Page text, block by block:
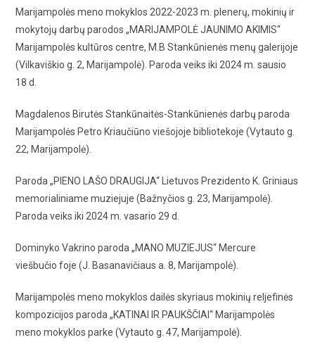
Marijampolės meno mokyklos 2022-2023 m. plenerų, mokinių ir
mokytojų darbų parodos „MARIJAMPOLĖ JAUNIMO AKIMIS“
Marijampolės kultūros centre, M.B Stankūnienės menų galerijoje
(Vilkaviškio g. 2, Marijampolė). Paroda veiks iki 2024 m. sausio
18 d.
Magdalenos Birutės Stankūnaitės-Stankūnienės darbų paroda
Marijampolės Petro Kriaučiūno viešojoje bibliotekoje (Vytauto g.
22, Marijampolė).
Paroda „PIENO LAŠO DRAUGIJA“ Lietuvos Prezidento K. Griniaus
memorialiniame muziejuje (Bažnyčios g. 23, Marijampolė).
Paroda veiks iki 2024 m. vasario 29 d.
Dominyko Vakrino paroda „MANO MUZIEJUS“ Mercure
viešbučio foje (J. Basanavičiaus a. 8, Marijampolė).
Marijampolės meno mokyklos dailės skyriaus mokinių reljefinės
kompozicijos paroda „KATINAI IR PAUKŠČIAI“ Marijampolės
meno mokyklos parke (Vytauto g. 47, Marijampolė).